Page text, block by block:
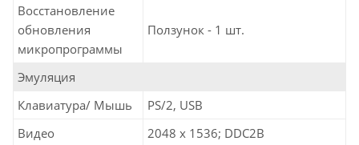
Восстановление
обновления
микропрограммы
Ползунок - 1 шт.
Эмуляция
Клавиатура/ Мышь
PS/2, USB
Видео
2048 x 1536; DDC2B